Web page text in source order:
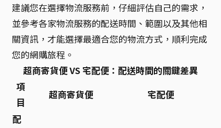
建議您在選擇物流服務前，仔細評估自己的需求，
並參考各家物流服務的配送時間、範圍以及其他相
關資訊，才能選擇最適合您的物流方式，順利完成
您的網購旅程。
超商寄貨便 VS 宅配便：配送時間的關鍵差異
項
目
超商寄貨便
宅配便
配